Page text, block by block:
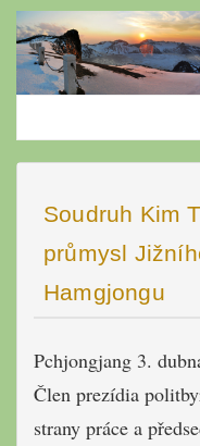
Skip
content
Soudruh Kim
průmysl
Hamgjongu
Pchjongjang 3.
Člen prezídia
strany práce a